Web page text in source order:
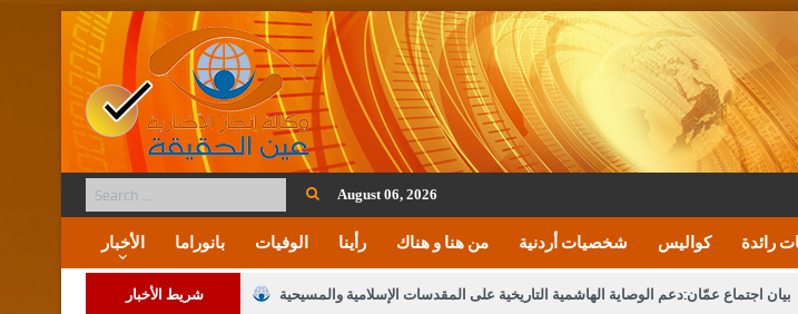
August 06, 2026
الأخبار بانوراما الوفيات رأينا من هنا و هناك شخصيات أردنية كواليس رائدة
شريط الأخبار بيان اجتماع عمّان:دعم الوصاية الهاشمية التاريخية على المقدسات الإسلامية والمسيحية